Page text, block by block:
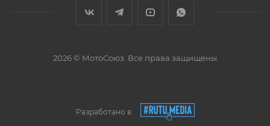
2026 © МотоСоюз. Все права защищены
Разработано в